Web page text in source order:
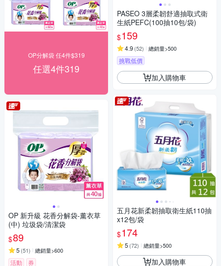
OP分解袋 任4件$319
任選4件319
OP 新升級 花香分解袋-薰衣草
(中) 垃圾袋/清潔袋
$89
5 (51) 總銷量>600
活動 券
PASEO 3層柔韌舒適抽取式衛
生紙PEFC(100抽10包/袋)
$159
4.9 (52) 總銷量>500
挑戰低價
加入購物車
五月花新柔韌抽取衛生紙110抽
x12包/袋
$174
5 (72) 總銷量>500
加入購物車